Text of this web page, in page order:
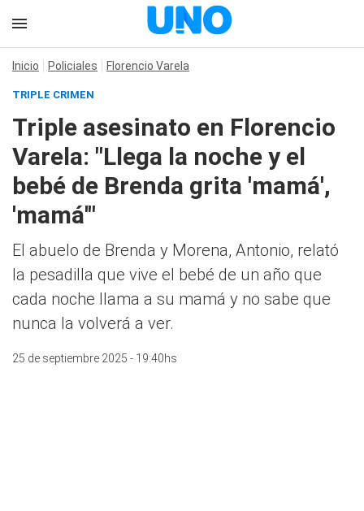
Inicio Policiales Florencio Varela
TRIPLE CRIMEN
Triple asesinato en Florencio
Varela: "Llega la noche y el
bebé de Brenda grita 'mamá',
'mamá'"
El abuelo de Brenda y Morena, Antonio, relató
la pesadilla que vive el bebé de un año que
cada noche llama a su mamá y no sabe que
nunca la volverá a ver.
25 de septiembre 2025 - 19:40hs